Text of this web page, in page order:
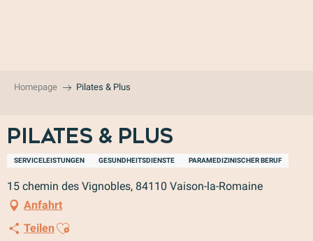
Homepage Pilates & Plus
Pilates & Plus
SERVICELEISTUNGEN GESUNDHEITSDIENSTE PARAMEDIZINISCHER BERUF
15 chemin des Vignobles, 84110 Vaison-la-Romaine
Anfahrt
Teilen Ajouter aux favoris